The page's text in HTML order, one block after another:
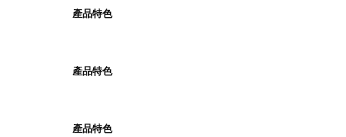
產品特色
產品特色
產品特色